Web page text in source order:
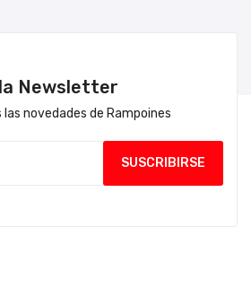
Newsletter
novedades de Rampoines